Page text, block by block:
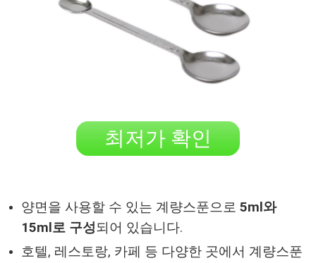
최저가 확인
양면을 사용할 수 있는 계량스푼으로 5ml와
15ml로 구성되어 있습니다.
호텔, 레스토랑, 카페 등 다양한 곳에서 계량스푼